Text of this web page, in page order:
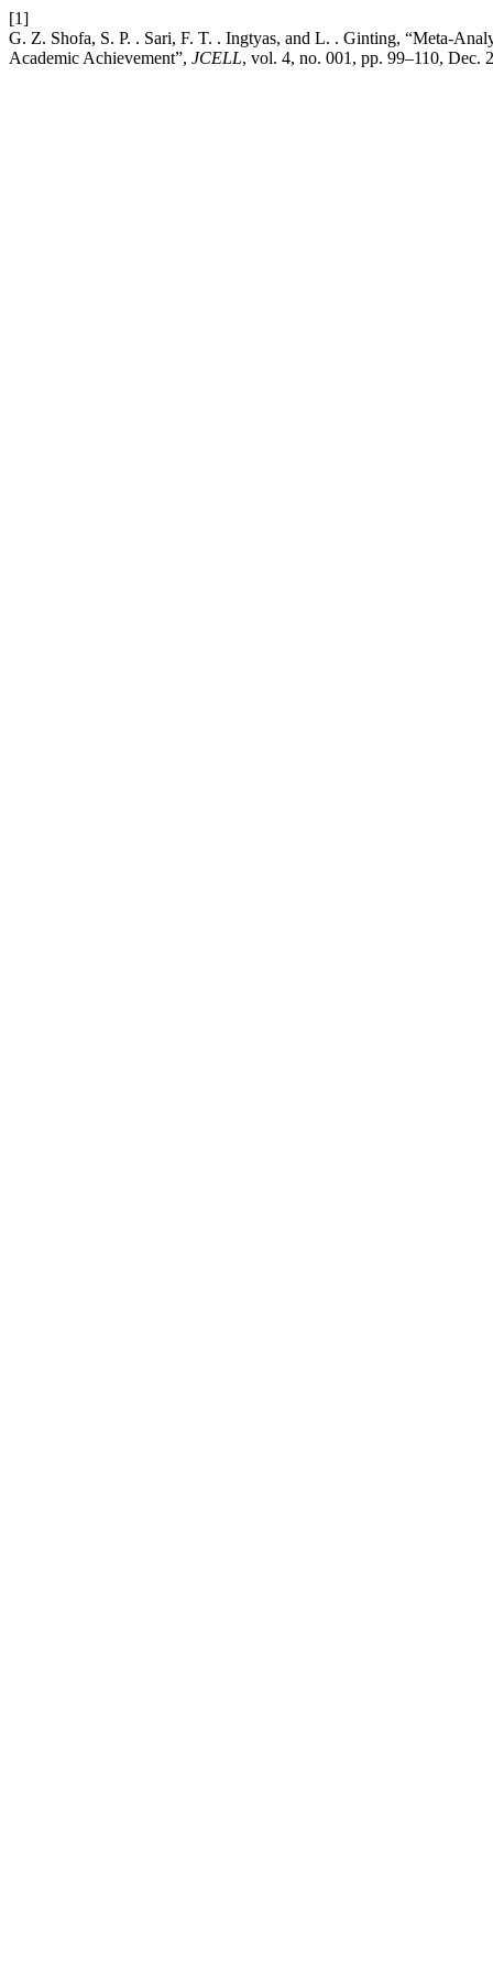
[1]
G. Z. Shofa, S. P. . Sari, F. T. . Ingtyas, and L. . Ginting, “Meta-
Academic Achievement”, JCELL, vol. 4, no. 001, pp. 99–110, Dec.